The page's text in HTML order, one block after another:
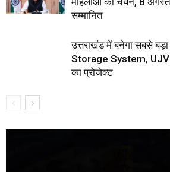
सम्मानित
उत्तराखंड में बनेगा सबसे
Storage System,
का प्रोजेक्ट